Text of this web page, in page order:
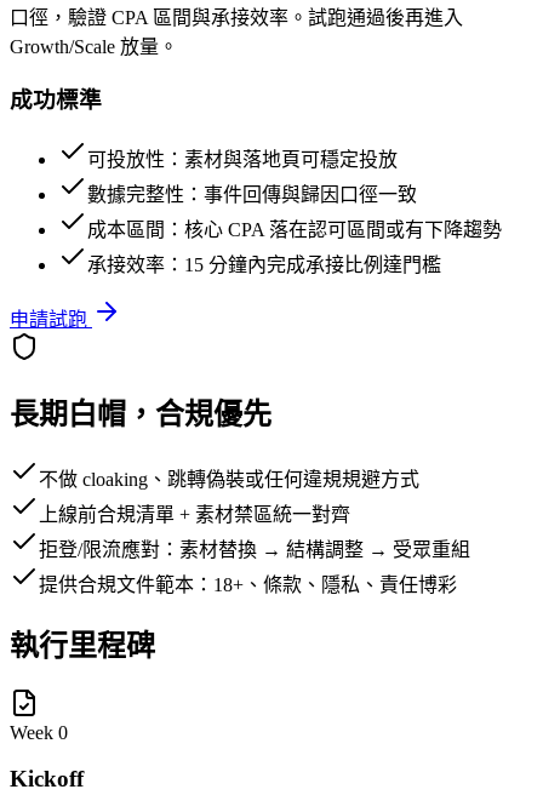
口徑，驗證 CPA 區間與承接效率。試跑通過後再進入
Growth/Scale 放量。
成功標準
可投放性：素材與落地頁可穩定投放
數據完整性：事件回傳與歸因口徑一致
成本區間：核心 CPA 落在認可區間或有下降趨勢
承接效率：15 分鐘內完成承接比例達門檻
申請試跑
長期白帽，合規優先
不做 cloaking、跳轉偽裝或任何違規規避方式
上線前合規清單 + 素材禁區統一對齊
拒登/限流應對：素材替換 → 結構調整 → 受眾重組
提供合規文件範本：18+、條款、隱私、責任博彩
執行里程碑
Week 0
Kickoff